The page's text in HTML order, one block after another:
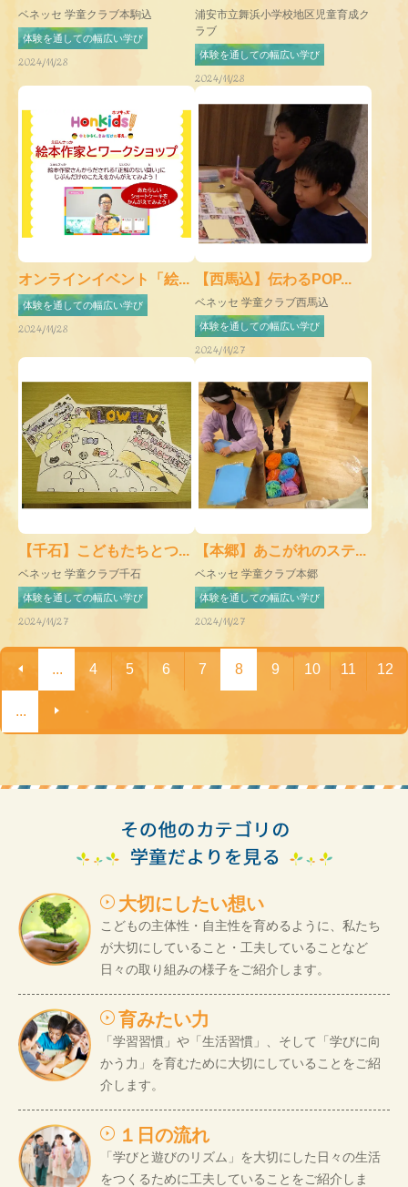
ベネッセ 学童クラブ本駒込
体験を通しての幅広い学び
2024/11/28
浦安市立舞浜小学校地区児童育成ク
ラブ
体験を通しての幅広い学び
2024/11/28
オンラインイベント「絵...
体験を通しての幅広い学び
2024/11/28
【西馬込】伝わるPOP...
ベネッセ 学童クラブ西馬込
体験を通しての幅広い学び
2024/11/27
【千石】こどもたちとつ...
ベネッセ 学童クラブ千石
体験を通しての幅広い学び
2024/11/27
【本郷】あこがれのステ...
ベネッセ 学童クラブ本郷
体験を通しての幅広い学び
2024/11/27
... 4 5 6 7 8 9 10 11 12
...
大切にしたい想い
こどもの主体性・自主性を育めるように、私たち
が大切にしていること・工夫していることなど
日々の取り組みの様子をご紹介します。
育みたい力
「学習習慣」や「生活習慣」、そして「学びに向
かう力」を育むために大切にしていることをご紹
介します。
１日の流れ
「学びと遊びのリズム」を大切にした日々の生活
をつくるために工夫していることをご紹介しま